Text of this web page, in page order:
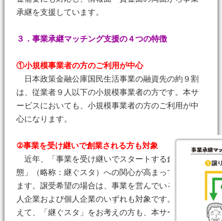
承継を支援しています。
３．事業承継マッチング支援の４つの特徴
①小規模事業者の方のご利用が中心
日本政策金融公庫国民生活事業の融資先の約９割
は、従業者９人以下の小規模事業者の方です。本サ
ービスにおいても、小規模事業者の方のご利用が中
心になります。
②事業を受け継いで創業される方も対象
近年、「事業を受け継いでスタートする創業形
態」（略称：継ぐスタ）への関心が高まってきてい
ます。譲受希望の場合は、事業を営んでいる方（法
人企業および個人企業のいずれも対象です。）に加
えて、「継ぐスタ」をお考えの方も、本サービスを